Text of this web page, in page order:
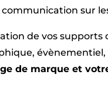
sur
de vos
de marque et